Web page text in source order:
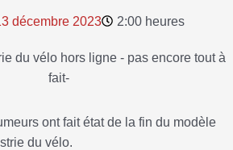
décembre 2023 2:00 heures
ont fait état de la fin du modèle
du vélo.